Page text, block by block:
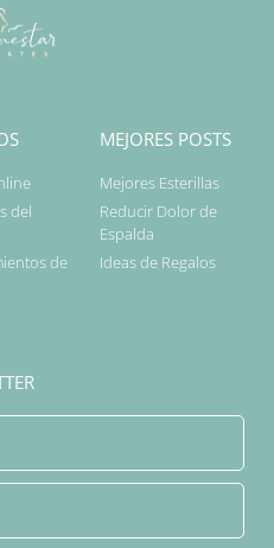
del
de
MEJORES POSTS
Mejores Esterillas
Reducir Dolor de
Espalda
Ideas de Regalos